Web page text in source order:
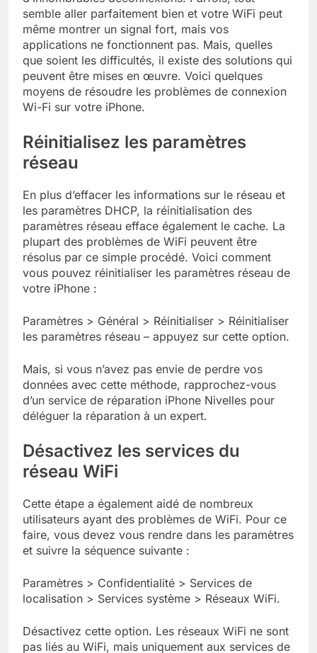
semble aller parfaitement bien et votre WiFi peut
même montrer un signal fort, mais vos
applications ne fonctionnent pas. Mais, quelles
que soient les difficultés, il existe des solutions qui
peuvent être mises en œuvre. Voici quelques
moyens de résoudre les problèmes de connexion
Wi-Fi sur votre iPhone.
Réinitialisez les paramètres
réseau
En plus d’effacer les informations sur le réseau et
les paramètres DHCP, la réinitialisation des
paramètres réseau efface également le cache. La
plupart des problèmes de WiFi peuvent être
résolus par ce simple procédé. Voici comment
vous pouvez réinitialiser les paramètres réseau de
votre iPhone :
Paramètres > Général > Réinitialiser > Réinitialiser
les paramètres réseau – appuyez sur cette option.
Mais, si vous n’avez pas envie de perdre vos
données avec cette méthode, rapprochez-vous
d’un service de réparation iPhone Nivelles pour
déléguer la réparation à un expert.
Désactivez les services du
réseau WiFi
Cette étape a également aidé de nombreux
utilisateurs ayant des problèmes de WiFi. Pour ce
faire, vous devez vous rendre dans les paramètres
et suivre la séquence suivante :
Paramètres > Confidentialité > Services de
localisation > Services système > Réseaux WiFi.
Désactivez cette option. Les réseaux WiFi ne sont
pas liés au WiFi, mais uniquement aux services de